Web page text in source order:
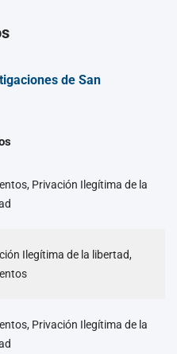
de San
Privación Ilegítima de la
Ilegítima de la libertad,
Privación Ilegítima de la